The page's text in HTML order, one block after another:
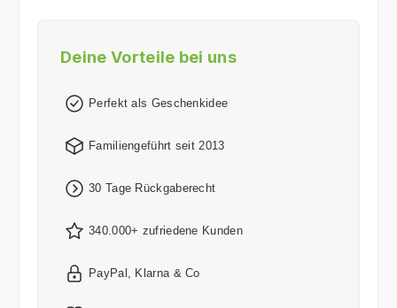
Deine Vorteile bei uns
Perfekt als Geschenkidee
Familiengeführt seit 2013
30 Tage Rückgaberecht
340.000+ zufriedene Kunden
PayPal, Klarna & Co